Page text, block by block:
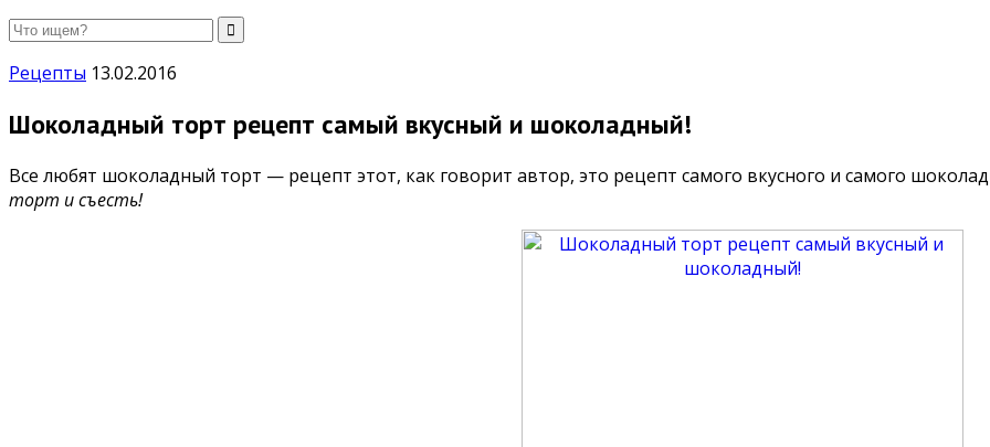
Рецепты 13.02.2016
Шоколадный торт рецепт самый вкусный и шоколадный!
Все любят шоколадный торт — рецепт этот, как говорит автор, это рецепт самого вкусного и самого
торт и съесть!